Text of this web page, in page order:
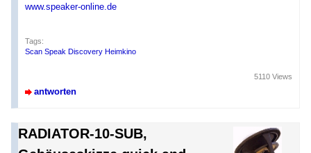
www.speaker-online.de
Tags:
Scan Speak Discovery Heimkino
antworten
5110 Views
RADIATOR-10-SUB,